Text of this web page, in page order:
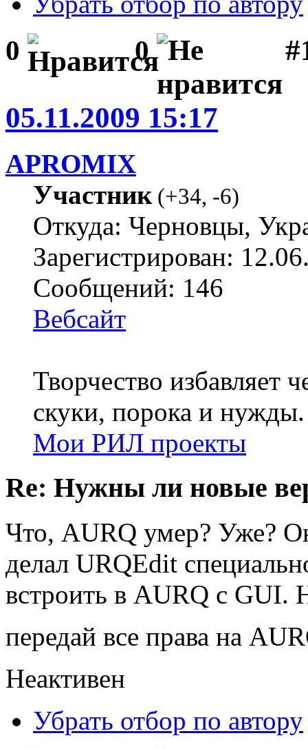
0 0
05.11.2009 15:17
APROMIX
Участник(+34, -6)
Откуда: Черновцы,
Зарегистрирован:
Сообщений: 146
Вебсайт
Творчество избавляет
скуки, порока и нужды.
Мои РИЛ проекты
Re: Нужны ли новые
Что, AURQ умер? Уже?
делал URQEdit
встроить в AURQ с
передай все права на
Неактивен
Убрать отбор по автору